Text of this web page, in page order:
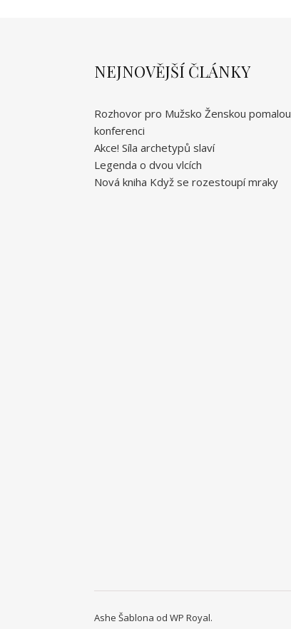
NEJNOVĚJŠÍ ČLÁNKY
Rozhovor pro Mužsko Ženskou pomalou
konferenci
Akce! Síla archetypů slaví
Legenda o dvou vlcích
Nová kniha Když se rozestoupí mraky
Ashe Šablona od WP Royal.